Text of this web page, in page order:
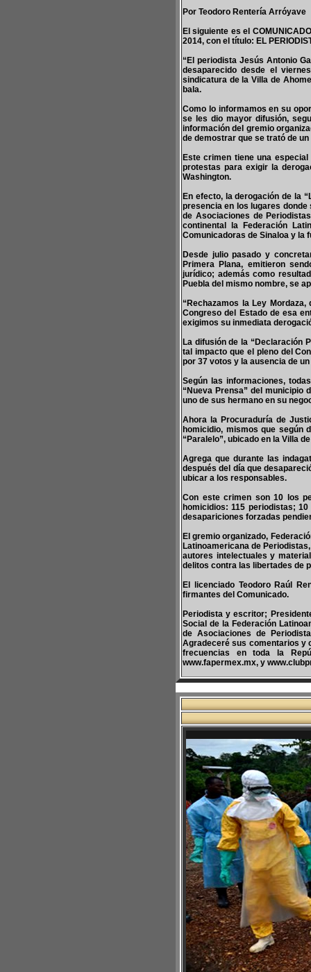
Por Teodoro Rentería Arróyave
El siguiente es el
2014, con el título: EL
“El periodista Jesús Antonio
desaparecido desde el
sindicatura de la Villa de
bala.
Como lo informamos en su
se les dio mayor difusión,
información del gremio
de demostrar que se trató de
Este crimen tiene una
protestas para exigir la
Washington.
En efecto, la derogación de la
presencia en los lugares
de Asociaciones de
continental la Federación
Comunicadoras de Sinaloa y la
Desde julio pasado y
Primera Plana, emitieron
jurídico; además como
Puebla del mismo nombre, se
“Rechazamos la Ley
Congreso del Estado de esa
exigimos su inmediata
La difusión de la “Declaración
tal impacto que el pleno del
por 37 votos y la ausencia de
Según las informaciones,
“Nueva Prensa” del municipio
uno de sus hermano en su
Ahora la Procuraduría de
homicidio, mismos que según
“Paralelo”, ubicado en la Villa
Agrega que durante las
después del día que
ubicar a los responsables.
Con este crimen son 10 los
homicidios: 115 periodistas;
desapariciones forzadas
El gremio organizado,
Latinoamericana de
autores intelectuales y
delitos contra las libertades de
El licenciado Teodoro Raúl
firmantes del Comunicado.
Periodista y escritor;
Social de la Federación
de Asociaciones de
Agradeceré sus comentarios y
frecuencias en toda la
www.fapermex.mx, y